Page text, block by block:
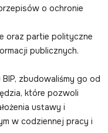
o ochronie
oraz partie polityczne
publicznych.
zbudowaliśmy go od
które pozwoli
ustawy i
w codziennej pracy i